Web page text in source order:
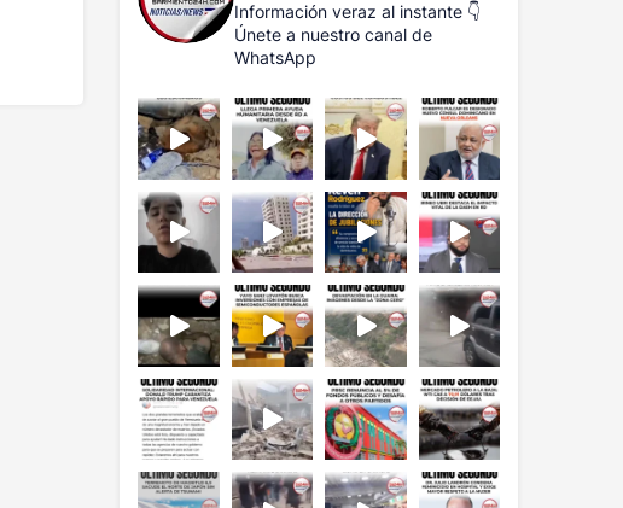
Información veraz al instante 👇
Únete a nuestro canal de
WhatsApp